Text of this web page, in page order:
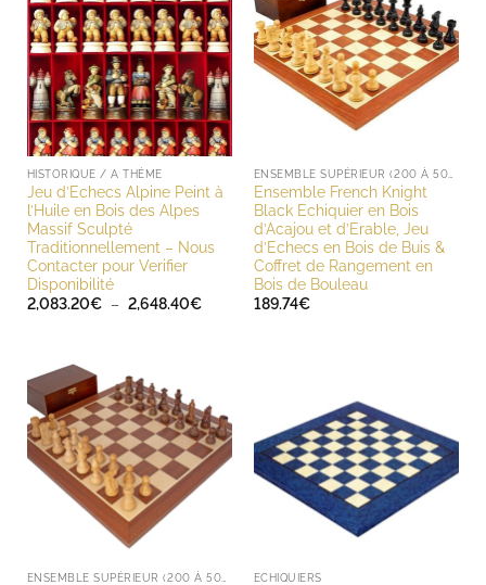
HISTORIQUE / A THÈME
Jeu d’Echecs Alpine Peint à
l’Huile en Bois des Alpes
Massif Sculpté
Traditionnellement – Nous
Contacter pour Verifier
Disponibilité
2,083.20€ – 2,648.40€Plage
Ensemble French Knight
Black Echiquier en Bois
d’Acajou et d’Erable, Jeu
d’Echecs en Bois de Buis &
Coffret de Rangement en
Bois de Bouleau
189.74€
ECHIQUIERS